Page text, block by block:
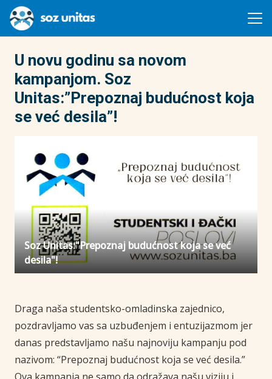
U novu godinu sa novom
kampanjom. Soz
Unitas:”Prepoznaj budućnost koja
se već desila”!
Soz Unitas:"Prepoznaj budućnost koja se već
desila"!
Draga naša studentsko-omladinska zajednico,
pozdravljamo vas sa uzbuđenjem i entuzijazmom jer
danas predstavljamo našu najnoviju kampanju pod
nazivom: “Prepoznaj budućnost koja se već desila.”